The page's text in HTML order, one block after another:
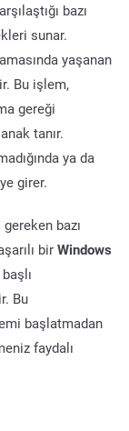
bazı
sunar.
yaşanan
Bu işlem,
gereği
tanır.
ya da
girer.
bazı
bir Windows
Bu
başlatmadan
faydalı